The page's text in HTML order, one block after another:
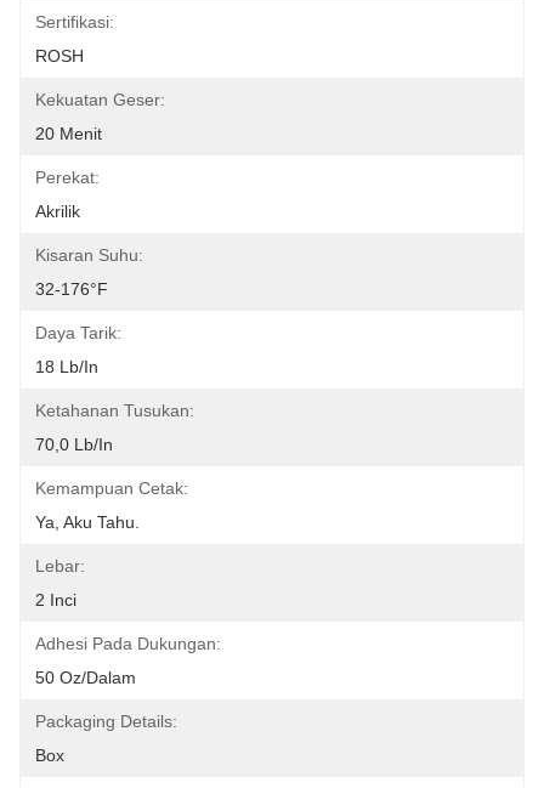
Sertifikasi:
ROSH
Kekuatan Geser:
20 Menit
Perekat:
Akrilik
Kisaran Suhu:
32-176°F
Daya Tarik:
18 Lb/in
Ketahanan Tusukan:
70,0 Lb/in
Kemampuan Cetak:
Ya, Aku Tahu.
Lebar:
2 Inci
Adhesi Pada Dukungan:
50 Oz/dalam
Packaging Details:
Box